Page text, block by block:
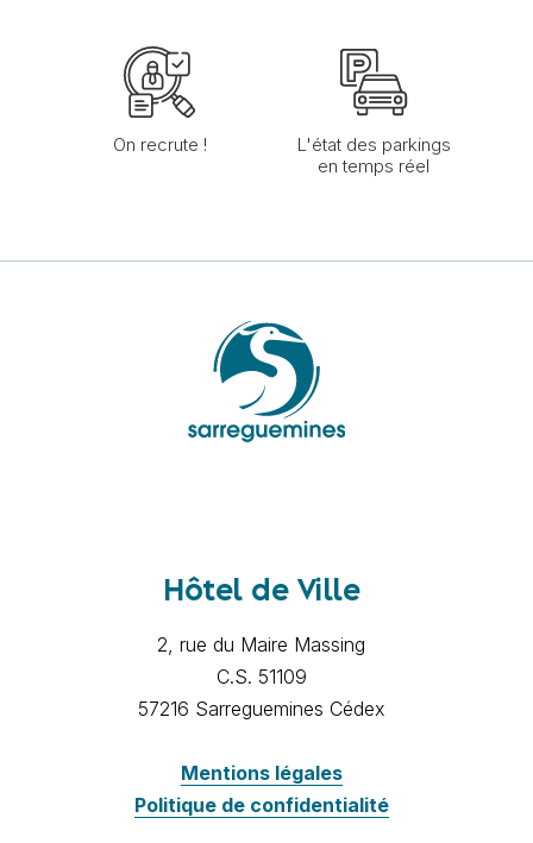
On recrute !
L'état des parkings
en temps réel
Hôtel de Ville
2, rue du Maire Massing
C.S. 51109
57216 Sarreguemines Cédex
Mentions légales
Politique de confidentialité